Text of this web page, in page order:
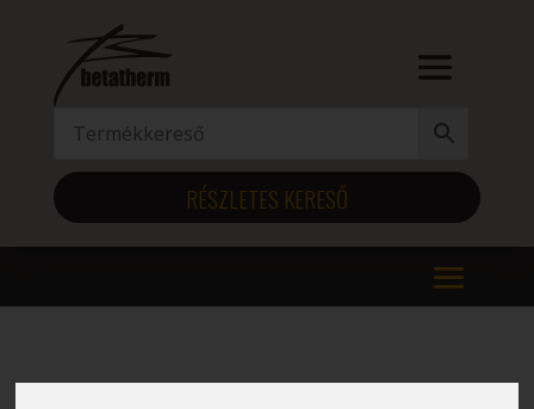
RÉSZLETES KERESŐ
Kezdőlap/ Szélesség (mm) termék / 2005